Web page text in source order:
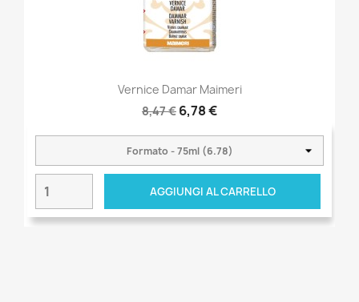
Vernice Damar Maimeri
8,47 € 6,78 €
AGGIUNGI AL CARRELLO